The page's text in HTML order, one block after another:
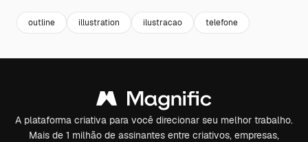
outline illustration ilustracao telefone
A plataforma criativa para você direcionar seu melhor trabalho.
Mais de 1 milhão de assinantes entre criativos, empresas,